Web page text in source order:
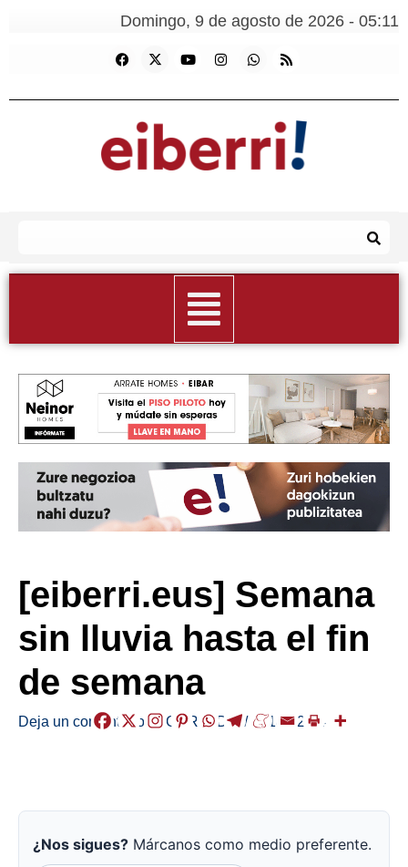
Domingo, 9 de agosto de 2026 - 05:11
[eiberri.eus] Semana
sin lluvia hasta el fin
de semana
Deja un comentario /EGURALDIA/ 2018-12-24
¿Nos sigues? Márcanos como medio preferente.